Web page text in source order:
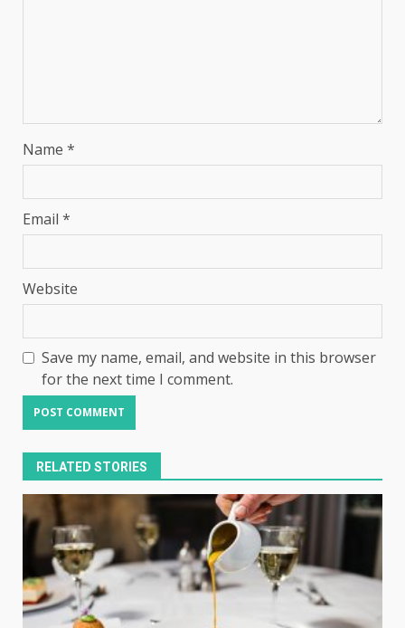
Name *
Email *
Website
Save my name, email, and website in this browser
for the next time I comment.
RELATED STORIES